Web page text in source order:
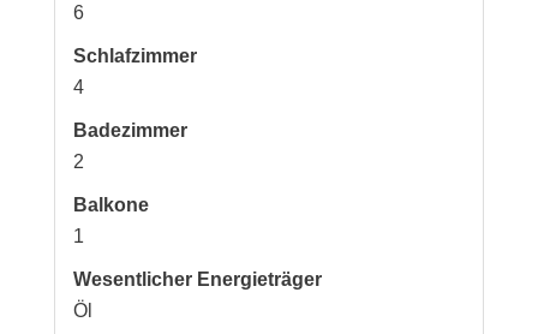
6
Schlafzimmer
4
Badezimmer
2
Balkone
1
Wesentlicher Energieträger
Öl